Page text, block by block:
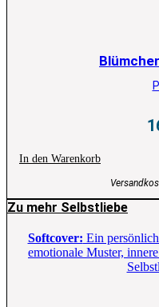
In den Warenkorb
Zu mehr Selbstliebe
Softcover: Ein
emotionale Muster,